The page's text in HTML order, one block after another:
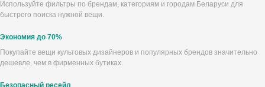
Используйте фильтры по брендам, категориям и городам Беларуси для
быстрого поиска нужной вещи.
Экономия до 70%
Покупайте вещи культовых дизайнеров и популярных брендов значительно
дешевле, чем в фирменных бутиках.
Безопасный ресейл